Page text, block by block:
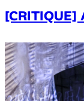
[CRITIQUE]